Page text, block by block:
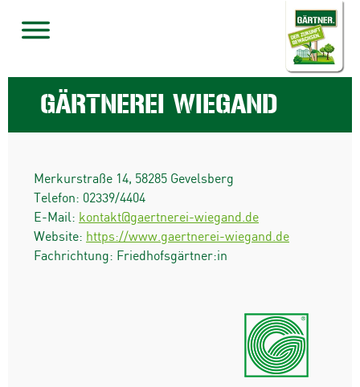
GÄRTNEREI WIEGAND
Merkurstraße 14, 58285 Gevelsberg
Telefon: 02339/4404
E-Mail: kontakt@gaertnerei-wiegand.de
Website: https://www.gaertnerei-wiegand.de
Fachrichtung: Friedhofsgärtner:in